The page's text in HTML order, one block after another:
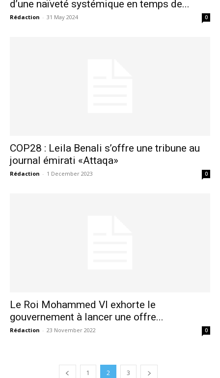
Mon compte
d’une naïveté systémique en temps de...
Rédaction - 31 May 2024 0
COP28 : Leila Benali s’offre une tribune au
journal émirati «Attaqa»
Rédaction - 1 December 2023 0
Le Roi Mohammed VI exhorte le
gouvernement à lancer une offre...
Rédaction - 23 November 2022 0
1 2 3